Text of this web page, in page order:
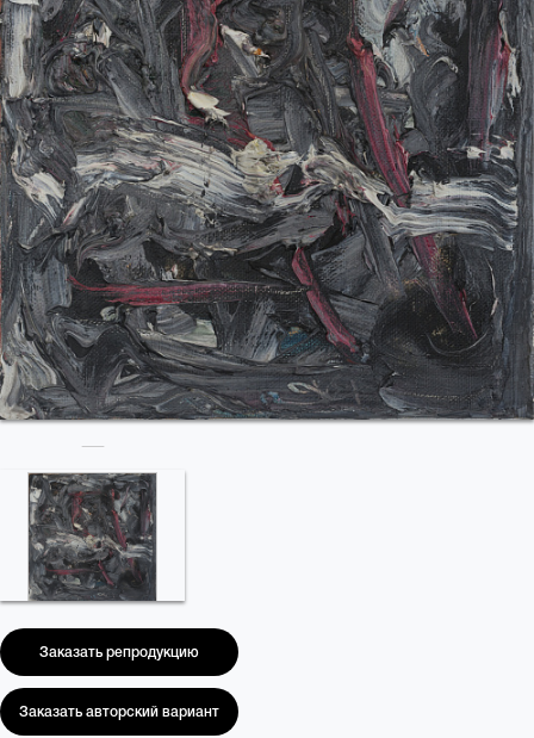
Заказать репродукцию
Заказать авторский вариант